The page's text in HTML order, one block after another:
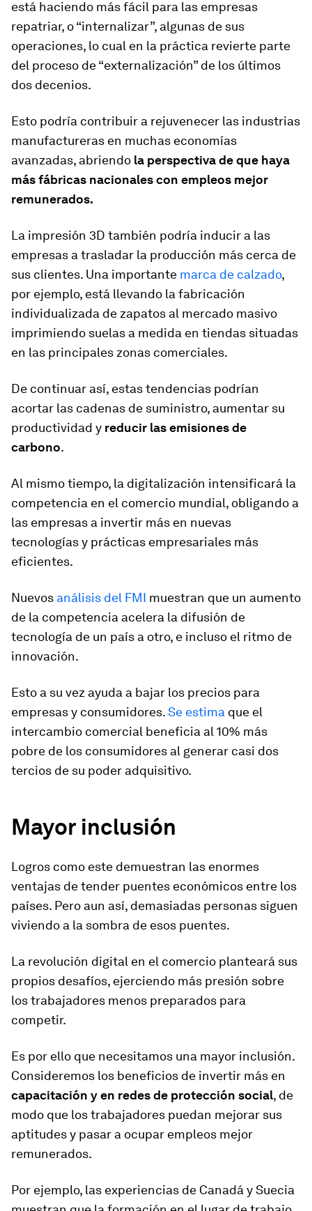
está haciendo más fácil para las empresas
repatriar, o “internalizar”, algunas de sus
operaciones, lo cual en la práctica revierte parte
del proceso de “externalización” de los últimos
dos decenios.
Esto podría contribuir a rejuvenecer las industrias
manufactureras en muchas economías
avanzadas, abriendo la perspectiva de que haya
más fábricas nacionales con empleos mejor
remunerados.
La impresión 3D también podría inducir a las
empresas a trasladar la producción más cerca de
sus clientes. Una importante marca de calzado,
por ejemplo, está llevando la fabricación
individualizada de zapatos al mercado masivo
imprimiendo suelas a medida en tiendas situadas
en las principales zonas comerciales.
De continuar así, estas tendencias podrían
acortar las cadenas de suministro, aumentar su
productividad y reducir las emisiones de
carbono.
Al mismo tiempo, la digitalización intensificará la
competencia en el comercio mundial, obligando a
las empresas a invertir más en nuevas
tecnologías y prácticas empresariales más
eficientes.
Nuevos análisis del FMI muestran que un aumento
de la competencia acelera la difusión de
tecnología de un país a otro, e incluso el ritmo de
innovación.
Esto a su vez ayuda a bajar los precios para
empresas y consumidores.Se estima que el
intercambio comercial beneficia al 10% más
pobre de los consumidores al generar casi dos
tercios de su poder adquisitivo.
Mayor inclusión
Logros como este demuestran las enormes
ventajas de tender puentes económicos entre los
países. Pero aun así, demasiadas personas siguen
viviendo a la sombra de esos puentes.
La revolución digital en el comercio planteará sus
propios desafíos, ejerciendo más presión sobre
los trabajadores menos preparados para
competir.
Es por ello que necesitamos una mayor inclusión.
Consideremos los beneficios de invertir más en
capacitación y en redes de protección social, de
modo que los trabajadores puedan mejorar sus
aptitudes y pasar a ocupar empleos mejor
remunerados.
Por ejemplo, las experiencias de Canadá y Suecia